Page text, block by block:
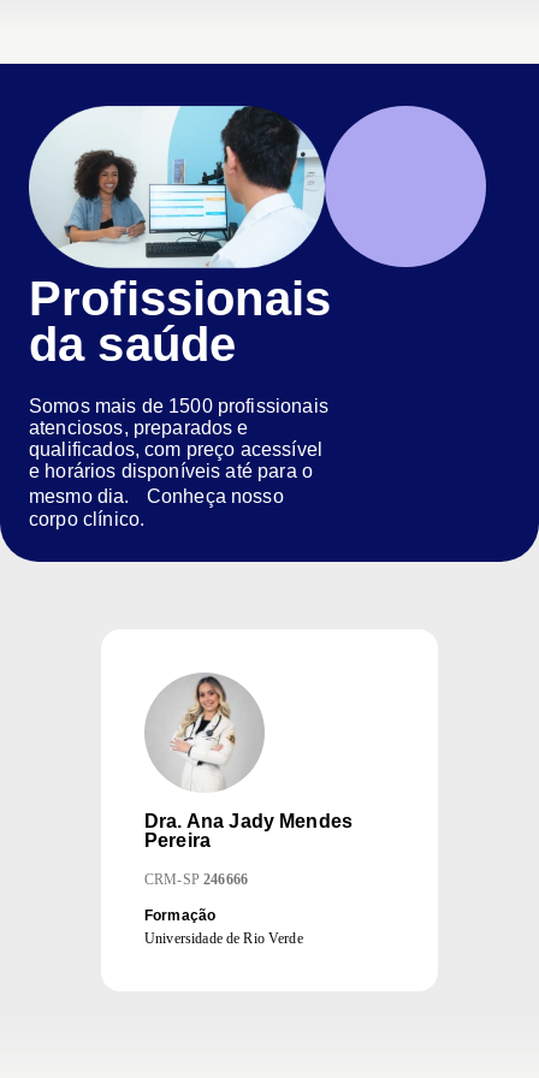
Profissionais
da saúde
Somos mais de 1500 profissionais
atenciosos, preparados e
qualificados, com preço acessível
e horários disponíveis até para o
mesmo dia. Conheça nosso
corpo clínico.
Dra. Ana Jady Mendes
Pereira
CRM-SP 246666
Formação
Universidade de Rio Verde